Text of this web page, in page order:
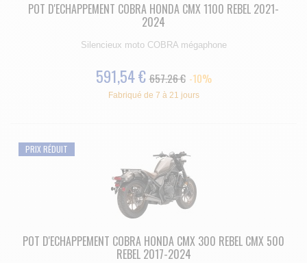
POT D'ECHAPPEMENT COBRA HONDA CMX 1100 REBEL 2021-
2024
Silencieux moto COBRA mégaphone
591,54 € 657.26 € -10%
Fabriqué de 7 à 21 jours
PRIX RÉDUIT
POT D'ECHAPPEMENT COBRA HONDA CMX 300 REBEL CMX 500
REBEL 2017-2024